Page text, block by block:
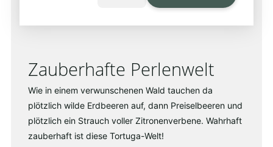
Zauberhafte Perlenwelt
Wie in einem verwunschenen Wald tauchen da
plötzlich wilde Erdbeeren auf, dann Preiselbeeren und
plötzlich ein Strauch voller Zitronenverbene. Wahrhaft
zauberhaft ist diese Tortuga-Welt!